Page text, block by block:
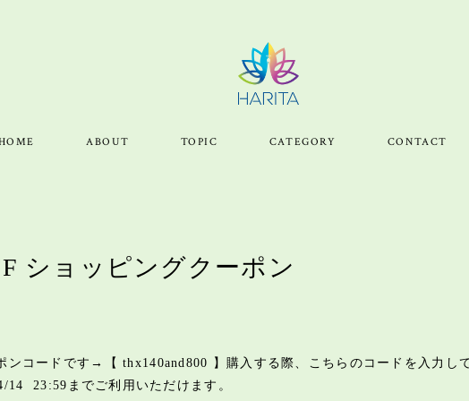
ABOUT TOPIC CATEGORY CONTACT
ショッピングクーポン
ンコードです→【 thx140and800 】購入する際、こちらのコードを入力し
14 23:59までご利用いただけます。